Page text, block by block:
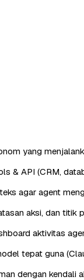
yang
& API (CRM,
agar agent
aksi, dan
aktivitas
tepat guna
dengan kendali